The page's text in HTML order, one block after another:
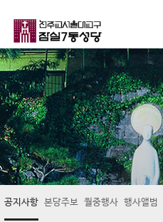
공지사항 본당주보 월중행사 행사앨범